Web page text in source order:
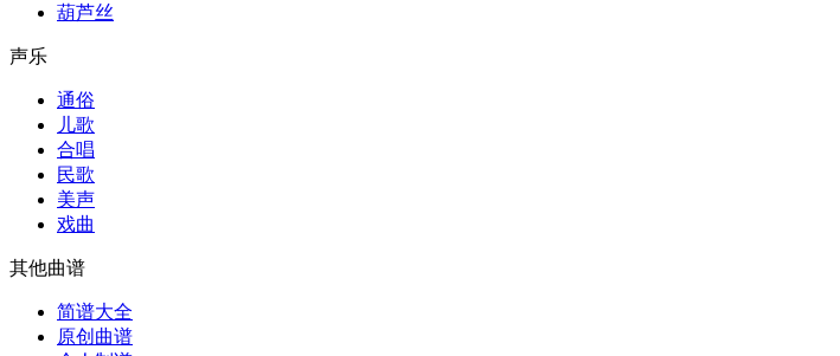
葫芦丝
声乐
通俗
儿歌
合唱
民歌
美声
戏曲
其他曲谱
简谱大全
原创曲谱